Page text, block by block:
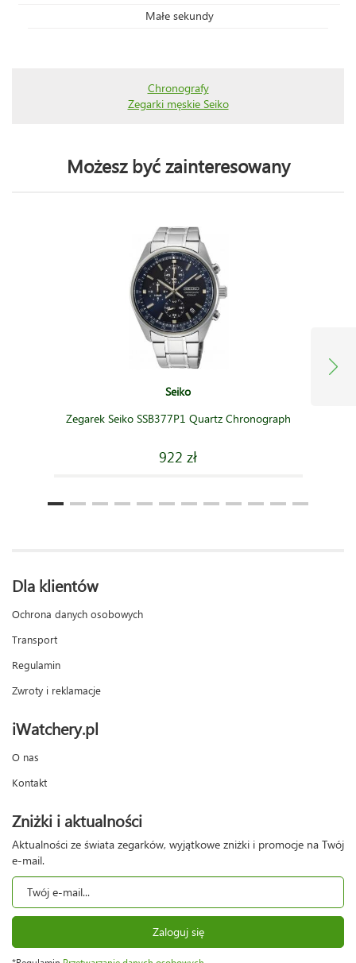
Małe sekundy
Chronografy
Zegarki męskie Seiko
Możesz być zainteresowany
Seiko
Zegarek Seiko SSB377P1 Quartz Chronograph
922 zł
Dla klientów
Ochrona danych osobowych
Transport
Regulamin
Zwroty i reklamacje
iWatchery.pl
O nas
Kontakt
Zniżki i aktualności
Aktualności ze świata zegarków, wyjątkowe zniżki i promocje na Twój
e-mail.
Zaloguj się